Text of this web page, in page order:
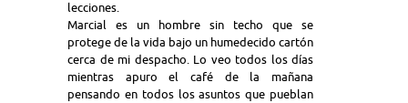
lecciones.
Marcial es un hombre sin techo que se
protege de la vida bajo un humedecido cartón
cerca de mi despacho. Lo veo todos los días
mientras apuro el café de la mañana
pensando en todos los asuntos que pueblan